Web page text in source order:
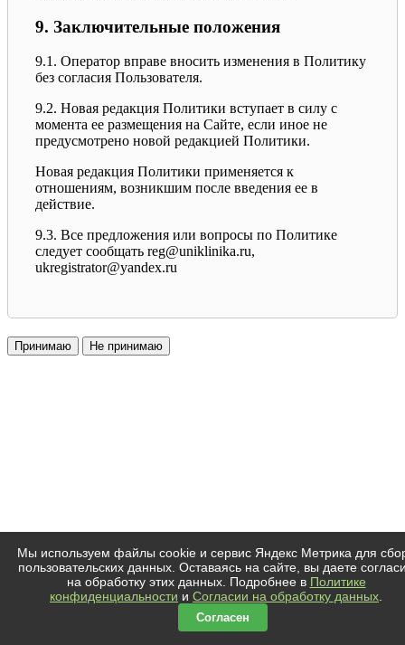
9. Заключительные положения
9.1. Оператор вправе вносить изменения в Политику
без согласия Пользователя.
9.2. Новая редакция Политики вступает в силу с
момента ее размещения на Сайте, если иное не
предусмотрено новой редакцией Политики.
Новая редакция Политики применяется к
отношениям, возникшим после введения ее в
действие.
9.3. Все предложения или вопросы по Политике
следует сообщать reg@uniklinika.ru,
ukregistrator@yandex.ru
Принимаю Не принимаю
Мы используем файлы cookie и сервис Яндекс Метрика для
пользовательских данных. Оставаясь на сайте, вы даете
на обработку этих данных. Подробнее в Политике
конфиденциальности и Согласии на обработку данных
Согласен